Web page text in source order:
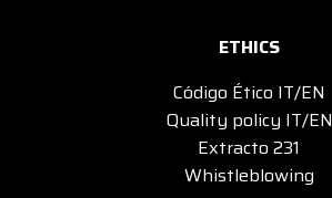
ETHICS
Código Ético IT/EN
Quality policy IT/EN
Extracto 231
Whistleblowing